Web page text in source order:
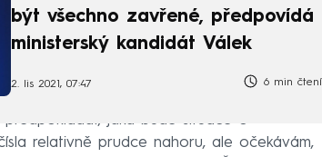
být všechno zavřené, předpovídá
ministerský kandidát Válek
2. lis 2021, 07:47 6 min čtení
jaká bude situace o
relativně prudce nahoru, ale očekávám,